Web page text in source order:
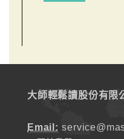
大師輕鬆讀股份有限
Email: